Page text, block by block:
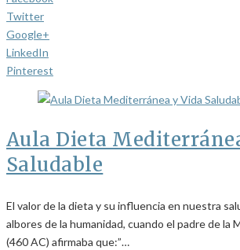
Twitter
Google+
LinkedIn
Pinterest
Aula Dieta
Saludable
El valor de la dieta y su influencia en nuestra
albores de la humanidad, cuando el padre de la
(460 AC) afirmaba que:”…